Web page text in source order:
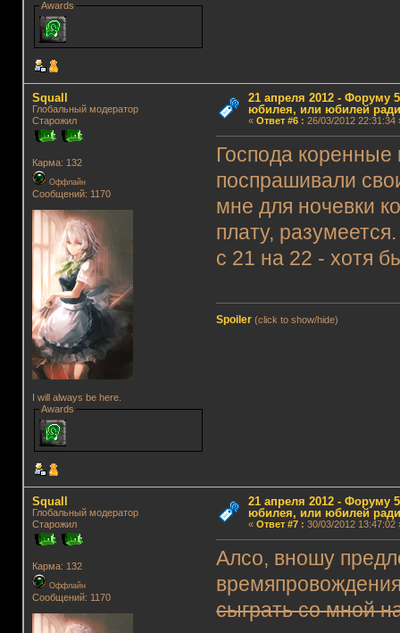
Awards
Squall
Глобальный модератор
Старожил
Карма: 132
Оффлайн
Сообщений: 1170
I will always be here.
Awards
21 апреля 2012 - Форуму
юбилея, или юбилей
« Ответ #6: 26/03/2012 22:31:34
Господа
поспрашивали
мне для ночевки
плату,
с 21 на 22 - хотя
Spoiler (click to show/hide)
Squall
Глобальный модератор
Старожил
Карма: 132
Оффлайн
Сообщений: 1170
21 апреля 2012 - Форуму
юбилея, или юбилей
« Ответ #7: 30/03/2012 13:47:02
Алсо, вношу
сыграть со мной